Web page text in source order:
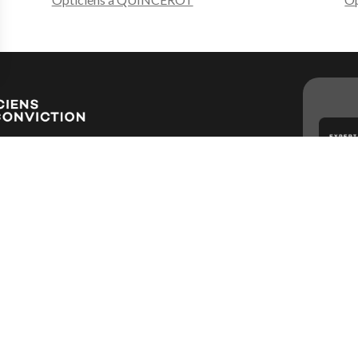
de confidentialité, en garantissant la conformité